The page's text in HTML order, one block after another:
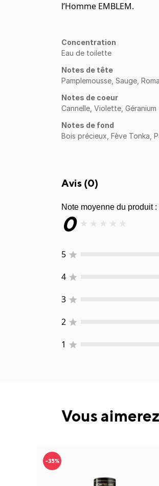
l’Homme EMBLEM.
Concentration
Eau de toilette
Notes de tête
Pamplemousse, Sauge,
Notes de coeur
Cannelle, Violette, Géranium
Notes de fond
Bois précieux, Fève Tonka,
Avis (0)
Note moyenne du produit :
0 ★ ★ ★ ★ ★
5
4
3
2
1
Vous
-35%